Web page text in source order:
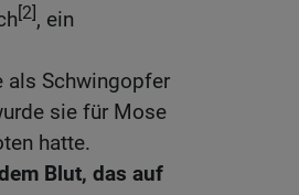
[2], ein
als Schwingopfer
sie für Mose
hatte.
Blut, das auf